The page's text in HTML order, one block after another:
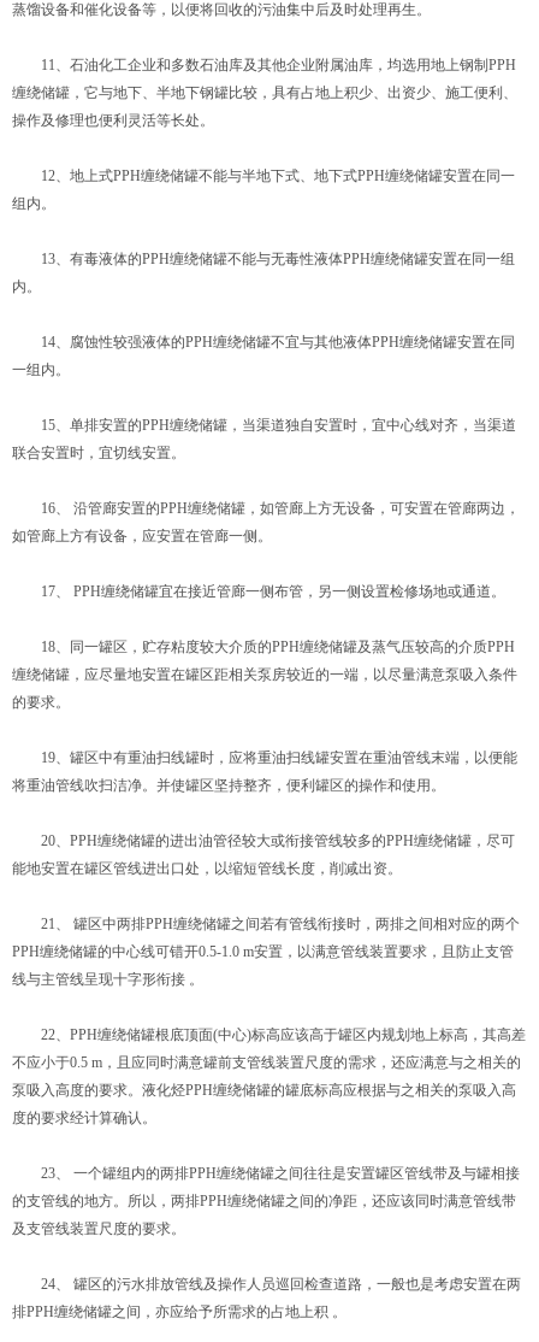
蒸馏设备和催化设备等，以便将回收的污油集中后及时处理再生。
11、石油化工企业和多数石油库及其他企业附属油库，均选用地上钢制PPH
缠绕储罐，它与地下、半地下钢罐比较，具有占地上积少、出资少、施工便利、
操作及修理也便利灵活等长处。
12、地上式PPH缠绕储罐不能与半地下式、地下式PPH缠绕储罐安置在同一
组内。
13、有毒液体的PPH缠绕储罐不能与无毒性液体PPH缠绕储罐安置在同一组
内。
14、腐蚀性较强液体的PPH缠绕储罐不宜与其他液体PPH缠绕储罐安置在同
一组内。
15、单排安置的PPH缠绕储罐，当渠道独自安置时，宜中心线对齐，当渠道
联合安置时，宜切线安置。
16、 沿管廊安置的PPH缠绕储罐，如管廊上方无设备，可安置在管廊两边，
如管廊上方有设备，应安置在管廊一侧。
17、 PPH缠绕储罐宜在接近管廊一侧布管，另一侧设置检修场地或通道。
18、同一罐区，贮存粘度较大介质的PPH缠绕储罐及蒸气压较高的介质PPH
缠绕储罐，应尽量地安置在罐区距相关泵房较近的一端，以尽量满意泵吸入条件
的要求。
19、罐区中有重油扫线罐时，应将重油扫线罐安置在重油管线末端，以便能
将重油管线吹扫洁净。并使罐区坚持整齐，便利罐区的操作和使用。
20、PPH缠绕储罐的进出油管径较大或衔接管线较多的PPH缠绕储罐，尽可
能地安置在罐区管线进出口处，以缩短管线长度，削减出资。
21、 罐区中两排PPH缠绕储罐之间若有管线衔接时，两排之间相对应的两个
PPH缠绕储罐的中心线可错开0.5-1.0 m安置，以满意管线装置要求，且防止支管
线与主管线呈现十字形衔接 。
22、PPH缠绕储罐根底顶面(中心)标高应该高于罐区内规划地上标高，其高差
不应小于0.5 m，且应同时满意罐前支管线装置尺度的需求，还应满意与之相关的
泵吸入高度的要求。液化烃PPH缠绕储罐的罐底标高应根据与之相关的泵吸入高
度的要求经计算确认。
23、 一个罐组内的两排PPH缠绕储罐之间往往是安置罐区管线带及与罐相接
的支管线的地方。所以，两排PPH缠绕储罐之间的净距，还应该同时满意管线带
及支管线装置尺度的要求。
24、 罐区的污水排放管线及操作人员巡回检查道路，一般也是考虑安置在两
排PPH缠绕储罐之间，亦应给予所需求的占地上积 。